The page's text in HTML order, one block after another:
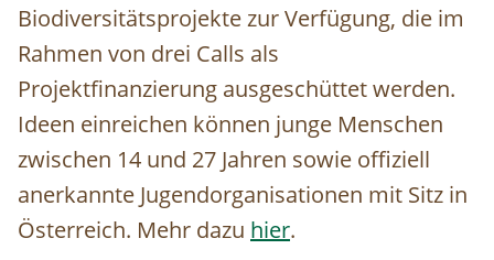
Biodiversitätsprojekte zur Verfügung, die im
Rahmen von drei Calls als
Projektfinanzierung ausgeschüttet werden.
Ideen einreichen können junge Menschen
zwischen 14 und 27 Jahren sowie offiziell
anerkannte Jugendorganisationen mit Sitz in
Österreich. Mehr dazu hier.